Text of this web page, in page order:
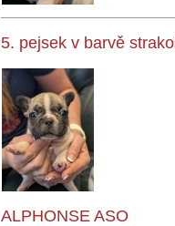
5. pejsek v barvě
ALPHONSE ASO